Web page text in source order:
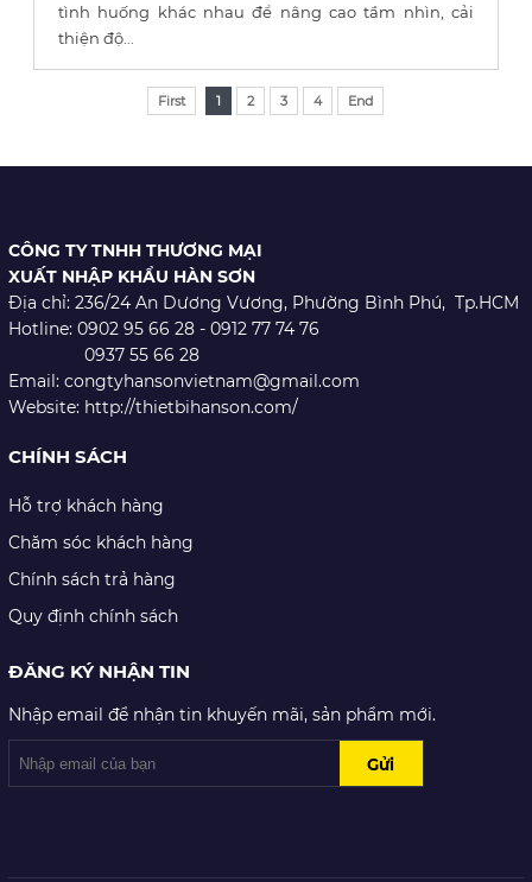
tình huống khác nhau để nâng cao tầm nhìn, cải
thiện độ...
First 1 2 3 4 End
CÔNG TY TNHH THƯƠNG MẠI
XUẤT NHẬP KHẨU HÀN SƠN
Địa chỉ: 236/24 An Dương Vương, Phường Bình Phú, Tp.HCM
Hotline: 0902 95 66 28 - 0912 77 74 76
0937 55 66 28
Email: congtyhansonvietnam@gmail.com
Website: http://thietbihanson.com/
CHÍNH SÁCH
Hỗ trợ khách hàng
Chăm sóc khách hàng
Chính sách trả hàng
Quy định chính sách
ĐĂNG KÝ NHẬN TIN
Nhập email để nhận tin khuyến mãi, sản phẩm mới.